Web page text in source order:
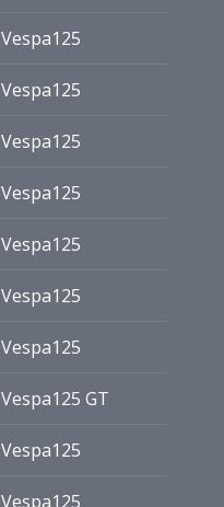
Vespa125
Vespa125
Vespa125
Vespa125
Vespa125
Vespa125
Vespa125
Vespa125 GT
Vespa125
Vespa125